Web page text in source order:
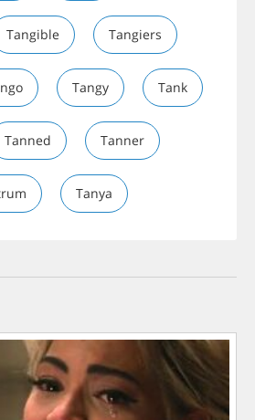
Tangible Tangiers
Tangy Tank
Tanned Tanner
Tanya